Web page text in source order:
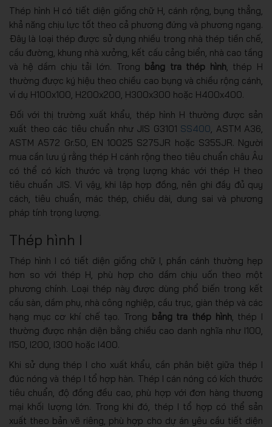
Thép hình H có tiết diện giống chữ H, cánh rộng, bụng thẳng,
khả năng chịu lực tốt theo cả phương đứng và phương ngang.
Đây là loại thép được sử dụng nhiều trong nhà thép tiền chế,
cầu đường, khung nhà xưởng, kết cấu cảng biển, nhà cao tầng
và hệ dầm chịu tải lớn. Trong bảng tra thép hình, thép H
thường được ký hiệu theo chiều cao bụng và chiều rộng cánh,
ví dụ H100x100, H200x200, H300x300 hoặc H400x400.
Đối với thị trường xuất khẩu, thép hình H thường được sản
xuất theo các tiêu chuẩn như JIS G3101 SS400, ASTM A36,
ASTM A572 Gr.50, EN 10025 S275JR hoặc S355JR. Người
mua cần lưu ý rằng thép H cánh rộng theo tiêu chuẩn châu Âu
có thể có kích thước và trọng lượng khác với thép H theo
tiêu chuẩn JIS. Vì vậy, khi lập hợp đồng, nên ghi đầy đủ quy
cách, tiêu chuẩn, mác thép, chiều dài, dung sai và phương
pháp tính trọng lượng.
Thép hình I
Thép hình I có tiết diện giống chữ I, phần cánh thường hẹp
hơn so với thép H, phù hợp cho dầm chịu uốn theo một
phương chính. Loại thép này được dùng phổ biến trong kết
cấu sàn, dầm phụ, nhà công nghiệp, cầu trục, giàn thép và các
hạng mục cơ khí chế tạo. Trong bảng tra thép hình, thép I
thường được nhận diện bằng chiều cao danh nghĩa như I100,
I150, I200, I300 hoặc I400.
Khi sử dụng thép I cho xuất khẩu, cần phân biệt giữa thép I
đúc nóng và thép I tổ hợp hàn. Thép I cán nóng có kích thước
tiêu chuẩn, độ đồng đều cao, phù hợp với đơn hàng thương
mại khối lượng lớn. Trong khi đó, thép I tổ hợp có thể sản
xuất theo bản vẽ riêng, phù hợp cho dự án yêu cầu tiết diện